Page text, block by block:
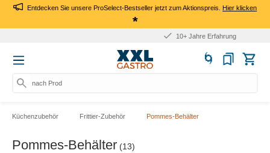
Entdecken Sie unsere ProSelect-Bestseller jetzt zum Aktionspreis.Hier klicken
*
10+ Jahre Erfahrung
nach Produkt,
Küchenzubehör Frittier-Zubehör Pommes-Behälter
Pommes-Behälter (13)